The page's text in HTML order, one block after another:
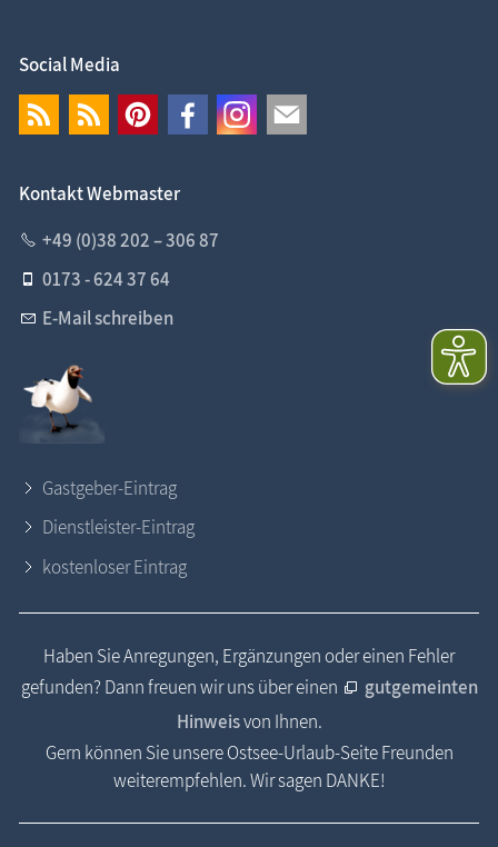
Social Media
Kontakt Webmaster
+49 (0)38 202 – 306 87
0173 - 624 37 64
E-Mail schreiben
Gastgeber-Eintrag
Dienstleister-Eintrag
kostenloser Eintrag
Haben Sie Anregungen, Ergänzungen oder einen Fehler
gefunden? Dann freuen wir uns über einen
gutgemeinten
Hinweisvon Ihnen.
Gern können Sie unsere Ostsee-Urlaub-Seite Freunden
weiterempfehlen. Wir sagen DANKE!